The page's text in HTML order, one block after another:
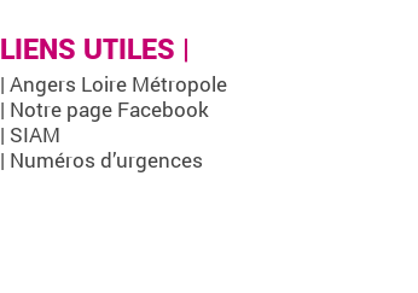
LIENS UTILES |
| Angers Loire Métropole
| Notre page Facebook
| SIAM
| Numéros d’urgences